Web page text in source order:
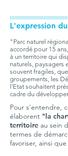
L'expression
"Parc naturel
accordé pour 15
à un territoire qui
naturels, paysagers
souvent fragiles,
groupements, les
l'Etat souhaitent
cadre du
Pour s'entendre,
élaborent "la
territoire au sein
termes de
favoriser, ainsi